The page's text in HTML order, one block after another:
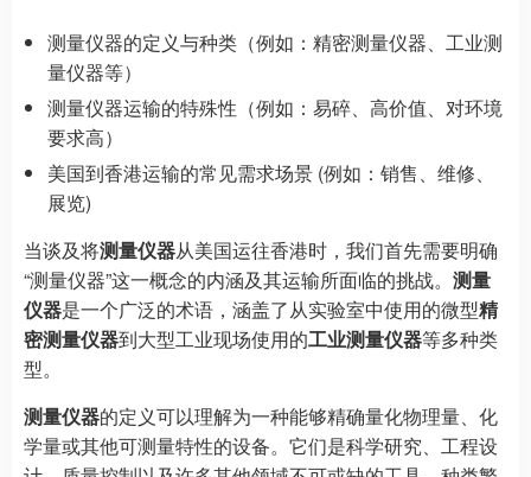
测量仪器的定义与种类（例如：精密测量仪器、工业测
量仪器等）
测量仪器运输的特殊性（例如：易碎、高价值、对环境
要求高）
美国到香港运输的常见需求场景 (例如：销售、维修、
展览)
当谈及将测量仪器从美国运往香港时，我们首先需要明确
“测量仪器”这一概念的内涵及其运输所面临的挑战。 测量
仪器是一个广泛的术语，涵盖了从实验室中使用的微型精
密测量仪器到大型工业现场使用的工业测量仪器等多种类
型。
测量仪器的定义可以理解为一种能够精确量化物理量、化
学量或其他可测量特性的设备。它们是科学研究、工程设